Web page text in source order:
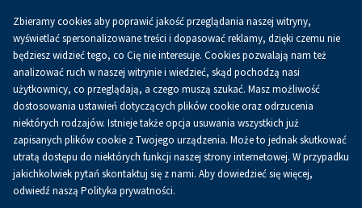
0.00 złKoszykPL
Strona główna O firmie Aktualności
Aktualności
Zbieramy cookies aby poprawić jakość przeglądania naszej witryny,
wyświetlać spersonalizowane treści i dopasować reklamy, dzięki czemu nie
będziesz widzieć tego, co Cię nie interesuje. Cookies pozwalają nam też
analizować ruch w naszej witrynie i wiedzieć, skąd pochodzą nasi
użytkownicy, co przeglądają, a czego muszą szukać. Masz możliwość
dostosowania ustawień dotyczących plików cookie oraz odrzucenia
niektórych rodzajów. Istnieje także opcja usuwania wszystkich już
zapisanych plików cookie z Twojego urządzenia. Może to jednak skutkować
utratą dostępu do niektórych funkcji naszej strony internetowej. W przypadku
jakichkolwiek pytań skontaktuj się z nami. Aby dowiedzieć się więcej,
odwiedź naszą Polityka prywatności.